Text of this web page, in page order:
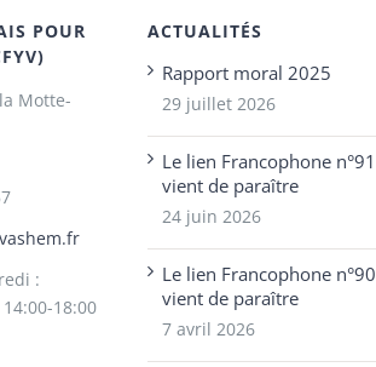
POUR
Motte-
:
18:00
ACTUALITÉS
Rapport moral 2025
29 juillet 2026
Le lien Francophone n°91
vient de paraître
24 juin 2026
Le lien Francophone n°90
vient de paraître
7 avril 2026